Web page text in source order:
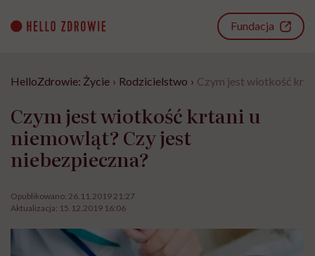
content
Fundacja
HelloZdrowie: Życie › Rodzicielstwo › Czym jest wiotkość
Czym jest wiotkość krtani u
niemowląt? Czy jest
niebezpieczna?
Opublikowano: 26.11.2019 21:27
Aktualizacja: 15.12.2019 16:06